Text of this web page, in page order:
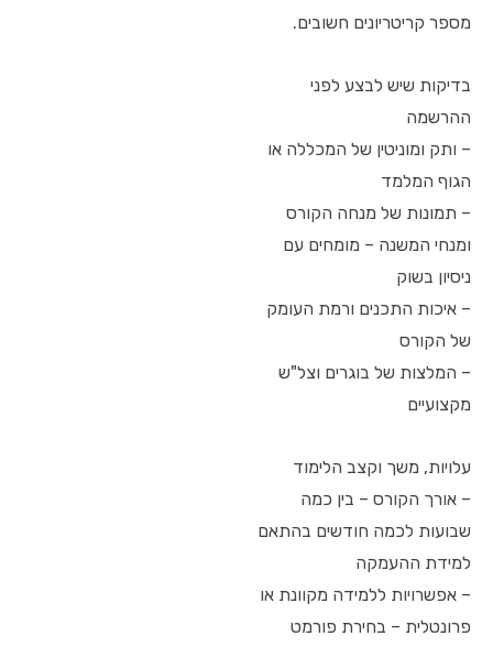
מספר קריטריונים חשובים.
בדיקות שיש לבצע לפני
ההרשמה
– ותק ומוניטין של המכללה או
הגוף המלמד
– תמונות של מנחה הקורס
ומנחי המשנה – מומחים עם
ניסיון בשוק
– איכות התכנים ורמת העומק
של הקורס
– המלצות של בוגרים וצל"ש
מקצועיים
עלויות, משך וקצב הלימוד
– אורך הקורס – בין כמה
שבועות לכמה חודשים בהתאם
למידת ההעמקה
– אפשרויות ללמידה מקוונת או
פרונטלית – בחירת פורמט